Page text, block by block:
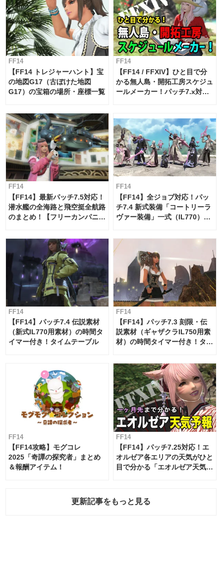
FF14
【FF14 トレジャーハント】宝
の地図G17（古ぼけた地図
G17）の宝箱の場所・座標一覧
FF14
【FF14 / FFXIV】ひと目で分
かる無人島・開拓工房スケジュ
ールメーカー！パッチ7.x対応
FF14
【FF14】最新パッチ7.5対応！
潜水艦の全海路と飛空挺全航路
のまとめ！【フリーカンパニ
FF14
【FF14】全ジョブ対応！パッ
チ7.4 新式装備「コートリーラ
ヴァー装備」一式（IL770）の
FF14
【FF14】パッチ7.4 伝説素材
（新式IL770用素材）の時間タ
イマー付き！タイムテーブル
FF14
【FF14】パッチ7.3 刻限・伝
説素材（ギャザクラIL750用素
材）の時間タイマー付き！タイ
FF14
【FF14攻略】モグコレ
2025「奇譚の探究者」まとめ
＆報酬アイテム！
FF14
【FF14】パッチ7.25対応！エ
オルゼア各エリアの天気がひと
目で分かる「エオルゼア天気予
更新記事をもっと見る